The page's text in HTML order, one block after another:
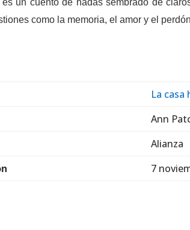
es un cuento de hadas sembrado de
como la memoria, el amor y el
La casa
Ann
Alianza
7